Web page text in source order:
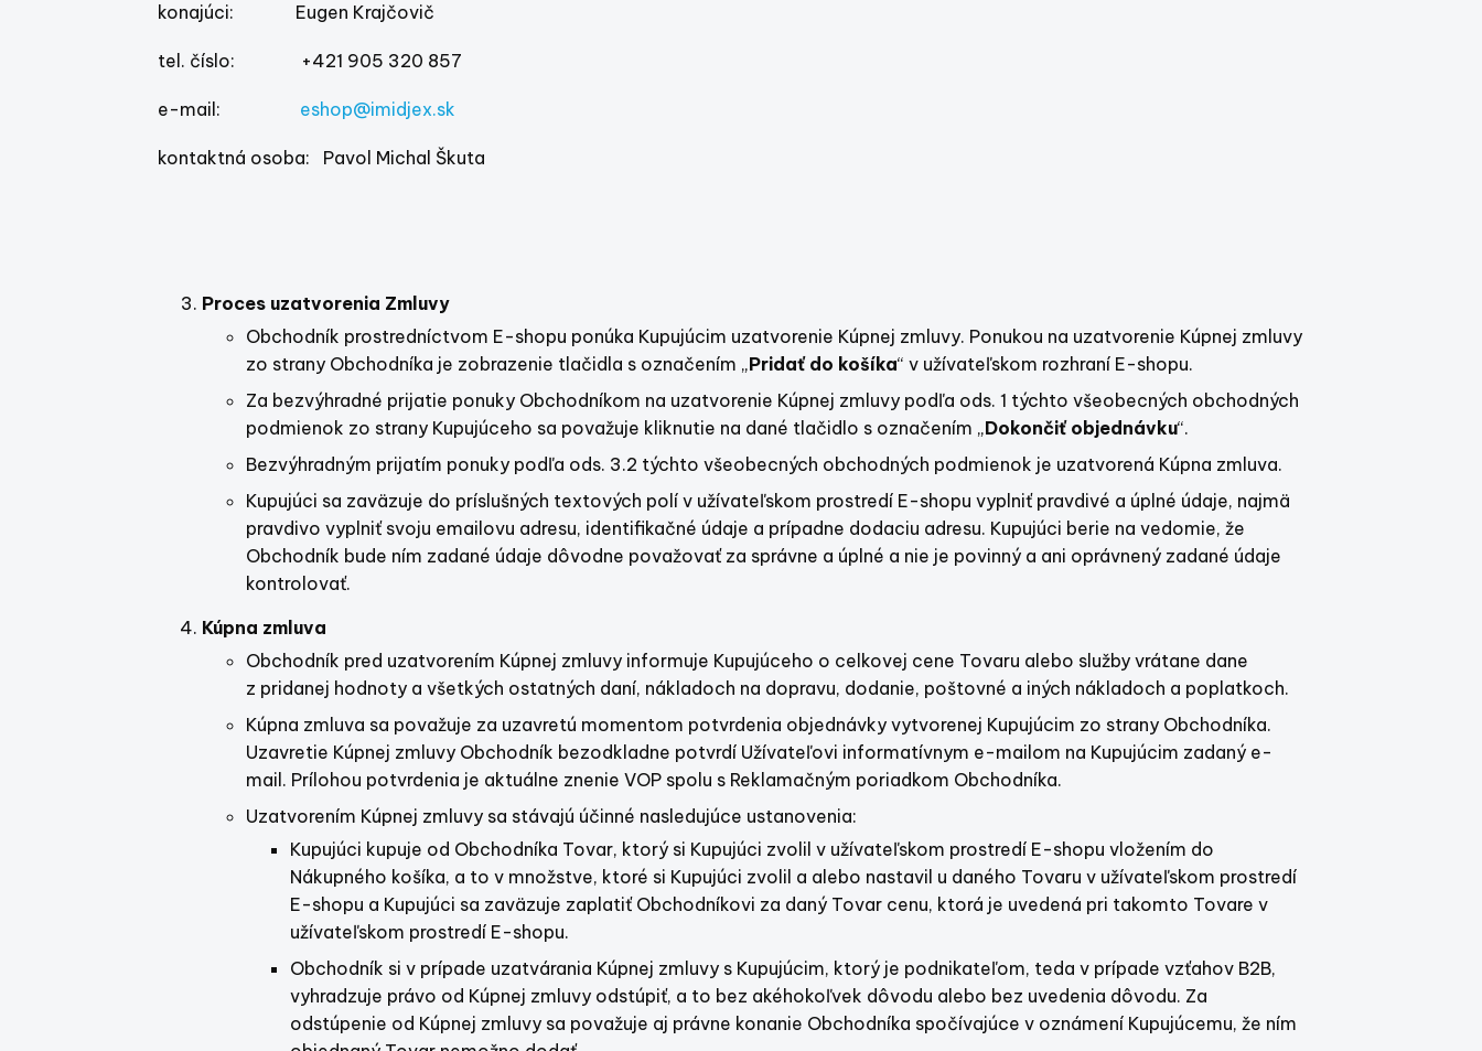
konajúci: Eugen Krajčovič
tel. číslo: +421 905 320 857
e-mail: eshop@imidjex.sk
kontaktná osoba: Pavol Michal Škuta
Proces uzatvorenia Zmluvy
Obchodník prostredníctvom E-shopu ponúka Kupujúcim uzatvorenie Kúpnej zmluvy. Ponukou na uzatvorenie Kúpnej zmluvy
zo strany Obchodníka je zobrazenie tlačidla s označením „Pridať do košíka“ v užívateľskom rozhraní E-shopu.
Za bezvýhradné prijatie ponuky Obchodníkom na uzatvorenie Kúpnej zmluvy podľa ods. 1 týchto všeobecných obchodných
podmienok zo strany Kupujúceho sa považuje kliknutie na dané tlačidlo s označením „Dokončiť objednávku“.
Bezvýhradným prijatím ponuky podľa ods. 3.2 týchto všeobecných obchodných podmienok je uzatvorená Kúpna zmluva.
Kupujúci sa zaväzuje do príslušných textových polí v užívateľskom prostredí E-shopu vyplniť pravdivé a úplné údaje, najmä
pravdivo vyplniť svoju emailovu adresu, identifikačné údaje a prípadne dodaciu adresu. Kupujúci berie na vedomie, že
Obchodník bude ním zadané údaje dôvodne považovať za správne a úplné a nie je povinný a ani oprávnený zadané údaje
kontrolovať.
Kúpna zmluva
Obchodník pred uzatvorením Kúpnej zmluvy informuje Kupujúceho o celkovej cene Tovaru alebo služby vrátane dane
z pridanej hodnoty a všetkých ostatných daní, nákladoch na dopravu, dodanie, poštovné a iných nákladoch a poplatkoch.
Kúpna zmluva sa považuje za uzavretú momentom potvrdenia objednávky vytvorenej Kupujúcim zo strany Obchodníka.
Uzavretie Kúpnej zmluvy Obchodník bezodkladne potvrdí Užívateľovi informatívnym e-mailom na Kupujúcim zadaný e-
mail. Prílohou potvrdenia je aktuálne znenie VOP spolu s Reklamačným poriadkom Obchodníka.
Uzatvorením Kúpnej zmluvy sa stávajú účinné nasledujúce ustanovenia:
Kupujúci kupuje od Obchodníka Tovar, ktorý si Kupujúci zvolil v užívateľskom prostredí E-shopu vložením do
Nákupného košíka, a to v množstve, ktoré si Kupujúci zvolil a alebo nastavil u daného Tovaru v užívateľskom prostredí
E-shopu a Kupujúci sa zaväzuje zaplatiť Obchodníkovi za daný Tovar cenu, ktorá je uvedená pri takomto Tovare v
užívateľskom prostredí E-shopu.
Obchodník si v prípade uzatvárania Kúpnej zmluvy s Kupujúcim, ktorý je podnikateľom, teda v prípade vzťahov B2B,
vyhradzuje právo od Kúpnej zmluvy odstúpiť, a to bez akéhokoľvek dôvodu alebo bez uvedenia dôvodu. Za
odstúpenie od Kúpnej zmluvy sa považuje aj právne konanie Obchodníka spočívajúce v oznámení Kupujúcemu, že ním